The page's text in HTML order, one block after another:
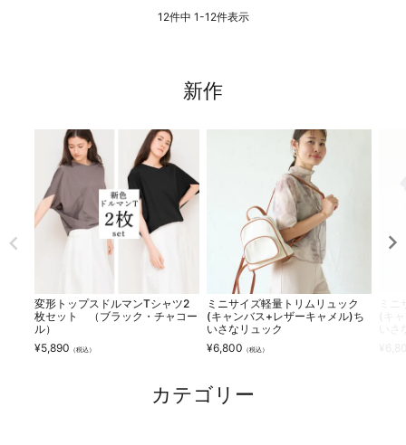
12件中 1-12件表示
新作
変形トップスドルマンTシャツ2
枚セット （ブラック・チャコー
ル）
¥5,890 （税込）
ミニサイズ軽量トリムリュック
(キャンバス+レザーキャメル)ち
いさなリュック
¥6,800 （税込）
カテゴリー